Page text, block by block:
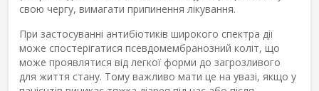
свою чергу, вимагати припинення лікування.
При застосуванні антибіотиків широкого спектра дії
може спостерігатися псевдомембранозний коліт, що
може проявлятися від легкої форми до загрозливого
для життя стану. Тому важливо мати це на увазі, якщо у